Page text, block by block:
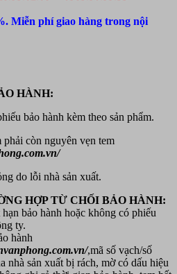
Miễn phí giao hàng trong nội
HÀNH:
bảo hành kèm theo sản phẩm.
còn nguyên vẹn tem
do lỗi nhà sản xuất.
HỢP TỪ CHỐI BẢO HÀNH:
hạn bảo hành hoặc không có phiếu
ty.
hành
,mã số vạch/số
nhà sản xuất bị rách, mờ có dấu hiệu